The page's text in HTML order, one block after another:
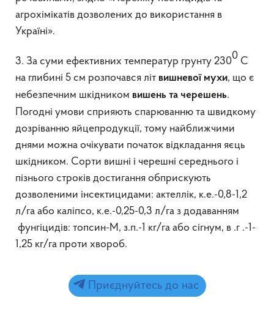
агрохімікатів дозволених до використання в
Україні».
3. За суми ефективних температур грунту 2300 С
на глибині 5 см розпочався літ вишневої мухи, що є
небезпечним шкідником вишень та черешень.
Погодні умови сприяють спарюванню та швидкому
дозріванню яйцепродукції, тому найближчими
днями можна очікувати початок відкладання яєць
шкідником. Сорти вишні і черешні середнього і
пізнього строків достигання обприскують
дозволеними інсектицидами: актеллік, к.е.-0,8-1,2
л/га або каліпсо, к.е.-0,25-0,3 л/га з додаванням
фунгіцидів: топсин-М, з.п.-1 кг/га або сігнум, в .г .-1-
1,25 кг/га проти хвороб.
Приєднуйтесь до нас